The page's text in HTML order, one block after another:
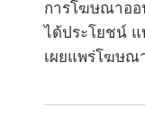
การโฆษณาออ
ได้ประโยชน์ แ
เผยแพร่โฆษณ